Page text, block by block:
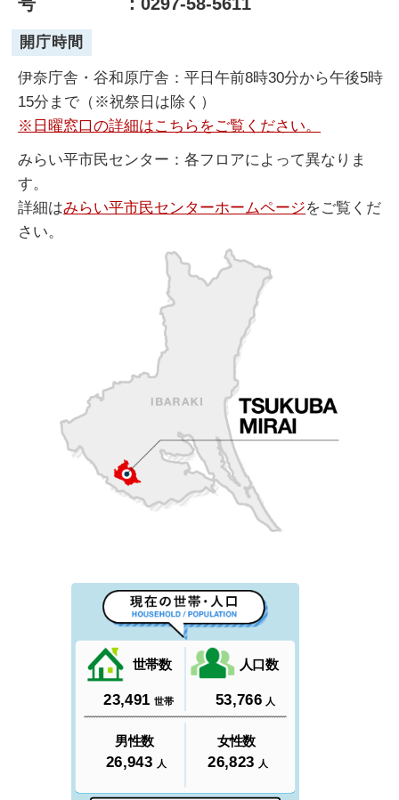
開庁時間
伊奈庁舎・谷和原庁舎：平日午前8時30分から午後5時
15分まで（※祝祭日は除く）
※日曜窓口の詳細はこちらをご覧ください。
みらい平市民センター：各フロアによって異なりま
す。
詳細はみらい平市民センターホームページをご覧くだ
さい。